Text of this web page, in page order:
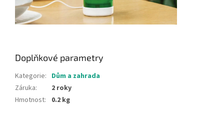
Doplňkové parametry
Kategorie: Dům a zahrada
Záruka:
2 roky
Hmotnost: 0.2 kg